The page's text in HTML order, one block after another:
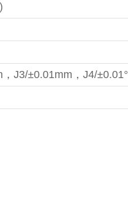
J3/±0.01mm，J4/±0.01°